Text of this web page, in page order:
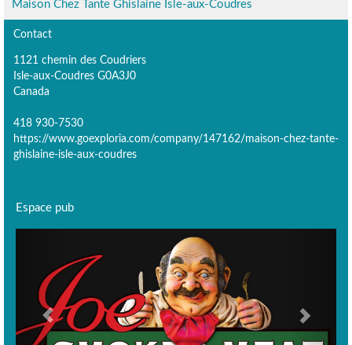
Maison Chez Tante Ghislaine Isle-aux-Coudres
Contact
1121 chemin des Coudriers
Isle-aux-Coudres G0A3J0
Canada
418 930-7530
https://www.goexploria.com/company/147162/maison-chez-tante-
ghislaine-isle-aux-coudres
Espace pub